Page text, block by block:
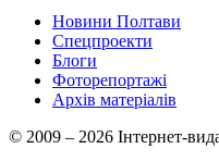
Новини Полтави
Спецпроекти
Блоги
Фоторепортажі
Архів матеріалів
© 2009 – 2026 Інтернет-